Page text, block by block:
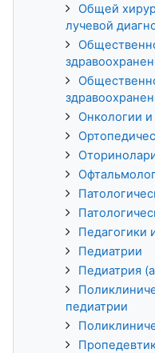
Общей
лучевой
Онкологии
Педагогики
Педиатрии
Педиатрия
педиатрии